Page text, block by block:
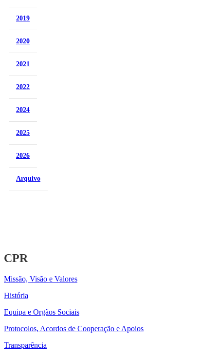
2019
2020
2021
2022
2024
2025
2026
Arquivo
CPR
Missão, Visão e Valores
História
Equipa e Orgãos Sociais
Protocolos, Acordos de Cooperação e Apoios
Transparência